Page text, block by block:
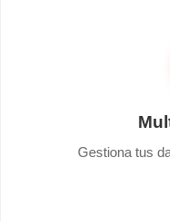
Gestiona tus